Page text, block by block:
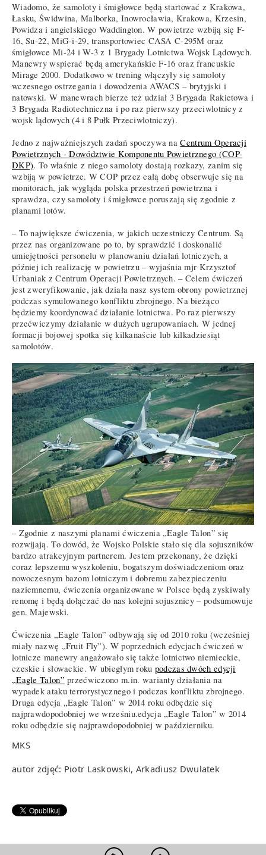
Wiadomo, że samoloty i śmigłowce będą startować z Krakowa,
Łasku, Świdwina, Malborka, Inowrocławia, Krakowa, Krzesin,
Powidza i angielskiego Waddington. W powietrze wzbiją się F-
16, Su-22, MiG-i-29, transportowiec CASA C-295M oraz
śmigłowce Mi-24 i W-3 z 1 Brygady Lotnictwa Wojsk Lądowych.
Manewry wspierać będą amerykańskie F-16 oraz francuskie
Mirage 2000. Dodatkowo w trening włączyły się samoloty
wczesnego ostrzegania i dowodzenia AWACS – brytyjski i
natowski. W manewrach bierze też udział 3 Brygada Rakietowa i
3 Brygada Radiotechniczna i po raz pierwszy przeciwlotnicy z
wojsk lądowych (4 i 8 Pułk Przeciwlotniczy).
Jedno z najważniejszych zadań spoczywa naCentrum Operacji
Powietrznych - Dowództwie Komponentu Powietrznego (COP-
DKP). To właśnie z niego samoloty dostają rozkazy, zanim się
wzbiją w powietrze. W COP przez całą dobę obserwuje się na
monitorach, jak wygląda polska przestrzeń powietrzna i
sprawdza, czy samoloty i śmigłowce poruszają się zgodnie z
planami lotów.
– To największe ćwiczenia, w jakich uczestniczy Centrum. Są
przez nas organizowane po to, by sprawdzić i doskonalić
umiejętności personelu w planowaniu działań lotniczych, a
później ich realizację w powietrzu – wyjaśnia mjr Krzysztof
Urbaniak z Centrum Operacji Powietrznych. – Celem ćwiczeń
jest zweryfikowanie, jak działa nasz system obrony powietrznej
podczas symulowanego konfliktu zbrojnego. Na bieżąco
będziemy koordynować działanie lotnictwa. Po raz pierwszy
przećwiczymy działanie w dużych ugrupowaniach. W jednej
formacji bojowej spotka się kilkanaście lub kilkadziesiąt
samolotów.
– Zgodnie z naszymi planami ćwiczenia „Eagle Talon” się
rozwijają. To dowód, że Wojsko Polskie stało się dla sojuszników
bardzo atrakcyjnym partnerem. Jestem przekonany, że dzięki
coraz lepszemu wyszkoleniu, bogatszym doświadczeniom oraz
nowoczesnym bazom lotniczym i dobremu zabezpieczeniu
naziemnemu, ćwiczenia organizowane w Polsce będą zyskiwały
renomę i będą dołączać do nas kolejni sojusznicy – podsumowuje
gen. Majewski.
Ćwiczenia „Eagle Talon” odbywają się od 2010 roku (wcześniej
miały nazwę „Fruit Fly”). W poprzednich edycjach ćwiczeń w
lotnicze manewry angażowało się także lotnictwo niemieckie,
czeskie i słowackie. W ubiegłym roku podczas dwóch edycji
„Eagle Talon” przećwiczono m.in. warianty działania na
wypadek ataku terrorystycznego i podczas konfliktu zbrojnego.
Druga edycja „Eagle Talon” w 2014 roku odbędzie się
najprawdopodobniej we wrześniu.edycja „Eagle Talon” w 2014
roku odbędzie się najprawdopodobniej w październiku.
MKS
autor zdjęć: Piotr Laskowski, Arkadiusz Dwulatek